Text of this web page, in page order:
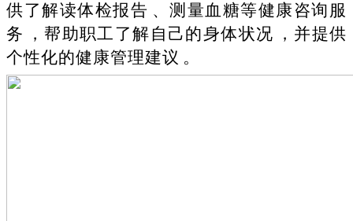
供了解读体检报告、测量血糖等健康咨询服
务，帮助职工了解自己的身体状况，并提供
个性化的健康管理建议。